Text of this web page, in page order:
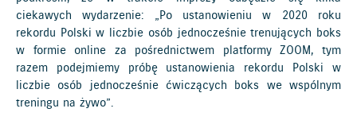
ciekawych wydarzenie: „Po ustanowieniu w 2020 roku
rekordu Polski w liczbie osób jednocześnie trenujących boks
w formie online za pośrednictwem platformy ZOOM, tym
razem podejmiemy próbę ustanowienia rekordu Polski w
liczbie osób jednocześnie ćwiczących boks we wspólnym
treningu na żywo”.